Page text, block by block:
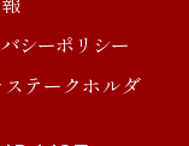
シーポリシー
テークホルダ